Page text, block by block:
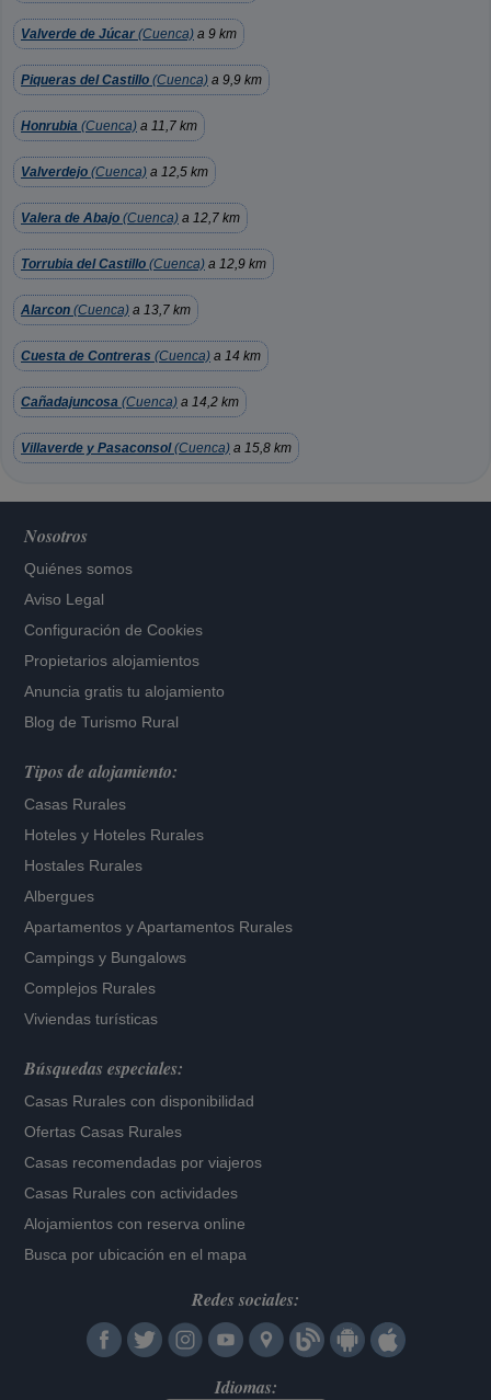
Valverde de Júcar (Cuenca) a 9 km
Piqueras del Castillo (Cuenca) a 9,9 km
Honrubia (Cuenca) a 11,7 km
Valverdejo (Cuenca) a 12,5 km
Valera de Abajo (Cuenca) a 12,7 km
Torrubia del Castillo (Cuenca) a 12,9 km
Alarcon (Cuenca) a 13,7 km
Cuesta de Contreras (Cuenca) a 14 km
Cañadajuncosa (Cuenca) a 14,2 km
Villaverde y Pasaconsol(Cuenca) a 15,8 km
Nosotros
Quiénes somos
Aviso Legal
Configuración de Cookies
Propietarios alojamientos
Anuncia gratis tu alojamiento
Blog de Turismo Rural
Tipos de alojamiento:
Casas Rurales
Hoteles y Hoteles Rurales
Hostales Rurales
Albergues
Apartamentos yApartamentos Rurales
Campings y Bungalows
Complejos Rurales
Viviendas turísticas
Búsquedas especiales:
Casas Rurales con disponibilidad
Ofertas Casas Rurales
Casas recomendadas por viajeros
Casas Rurales con actividades
Alojamientos con reserva online
Busca por ubicación en el mapa
Redes sociales:
Idiomas: